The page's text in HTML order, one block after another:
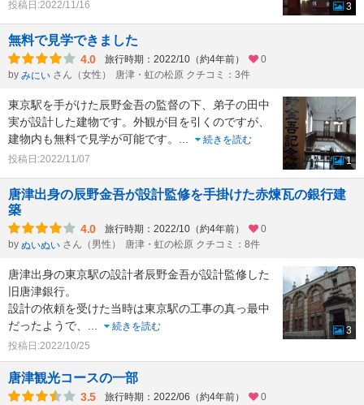
投稿日:2022/11/16
3
無料で見学できました
4.0 旅行時期：2022/10（約4年前）
0
by みにい さん（女性） 唐津・虹の松原 クチコミ：3件
東京駅を手がけた辰野金吾の監督の下、弟子の田中
実が設計した建物です。外観が目を引くのですが、
建物内も無料で見学が可能です。
続きを読む
投稿日:2022/11/07
1
唐津出身の辰野金吾が設計監修を手掛けた赤煉瓦の銀行建
築
4.0 旅行時期：2022/10（約4年前）
0
by ぬいぬい さん（男性） 唐津・虹の松原 クチコミ：8件
唐津出身の東京駅の設計者辰野金吾が設計監修した
旧唐津銀行。
設計の依頼を受けた当時は東京駅の工事の真っ最中
だったようで、
続きを読む
投稿日:2022/10/25
3
唐津観光コースの一部
3.5 旅行時期：2022/06（約4年前）
0